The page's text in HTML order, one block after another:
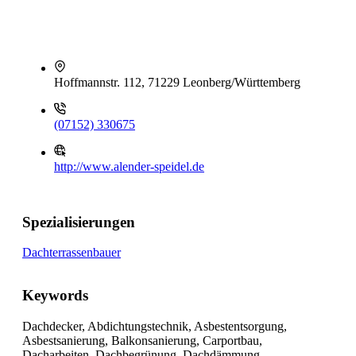
Hoffmannstr. 112, 71229 Leonberg/Württemberg
(07152) 330675
http://www.alender-speidel.de
Spezialisierungen
Dachterrassenbauer
Keywords
Dachdecker, Abdichtungstechnik, Asbestentsorgung,
Asbestsanierung, Balkonsanierung, Carportbau,